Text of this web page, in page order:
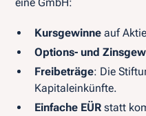
Kursgewinne auf
Options- und
Freibeträge: Die
Kapitaleinkünfte.
Einfache EÜR statt